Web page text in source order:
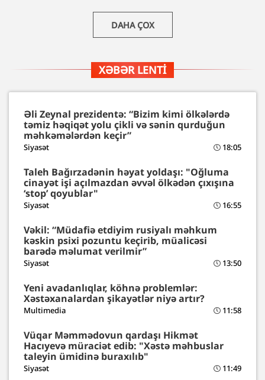
DAHA ÇOX
XƏBƏR LENTI
Əli Zeynal prezidentə: “Bizim kimi ölkələrdə
təmiz həqiqət yolu çikli və sənin qurduğun
məhkəmələrdən keçir”
Siyasət 18:05
Taleh Bağırzadənin həyat yoldaşı: "Oğluma
cinayət işi açılmazdan əvvəl ölkədən çıxışına
‘stop’ qoyublar"
Siyasət 16:55
Vəkil: “Müdafiə etdiyim rusiyalı məhkum
kəskin psixi pozuntu keçirib, müalicəsi
barədə məlumat verilmir”
Siyasət 13:50
Yeni avadanlıqlar, köhnə problemlər:
Xəstəxanalardan şikayətlər niyə artır?
Multimedia 11:58
Vüqar Məmmədovun qardaşı Hikmət
Hacıyevə müraciət edib: "Xəstə məhbuslar
taleyin ümidinə buraxılıb"
Siyasət 11:49